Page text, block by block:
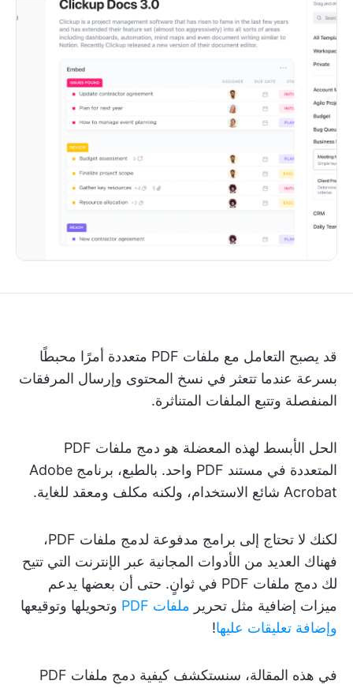
قد يصبح التعامل مع ملفات PDF متعددة أمرًا محبطًا
بسرعة عندما تتعثر في نسخ المحتوى وإرسال المرفقات
المنفصلة وتتبع الملفات المتناثرة.
الحل الأبسط لهذه المعضلة هو دمج ملفات PDF
المتعددة في مستند PDF واحد. بالطبع، برنامج Adobe
Acrobat شائع الاستخدام، ولكنه مكلف ومعقد للغاية.
لكنك لا تحتاج إلى برامج مدفوعة لدمج ملفات PDF،
فهناك العديد من الأدوات المجانية عبر الإنترنت التي تتيح
لك دمج ملفات PDF في ثوانٍ. حتى أن بعضها يدعم
ميزات إضافية مثل تحرير ملفات PDF
وتحويلها وتوقيعها
وإضافة تعليقات عليها!
في هذه المقالة، سنستكشف كيفية دمج ملفات PDF